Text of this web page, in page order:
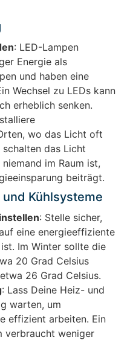
: LED-Lampen
Energie als
und haben eine
Wechsel zu LEDs kann
erheblich senken.
wo das Licht oft
das Licht
im Raum ist,
beiträgt.
Kühlsysteme
: Stelle sicher,
eine energieeffiziente
Im Winter sollte die
20 Grad Celsius
26 Grad Celsius.
: Lass Deine Heiz- und
warten, um
effizient arbeiten. Ein
verbraucht weniger